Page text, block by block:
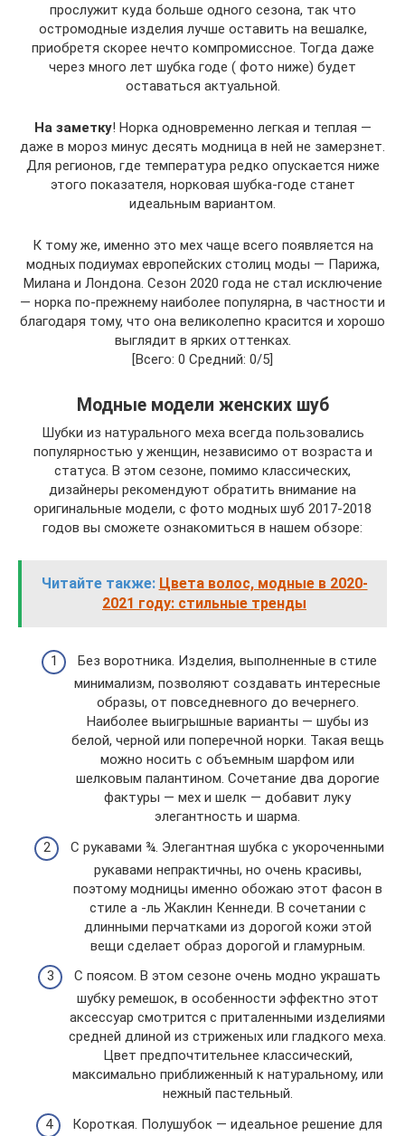
прослужит куда больше одного сезона, так что
остромодные изделия лучше оставить на вешалке,
приобретя скорее нечто компромиссное. Тогда даже
через много лет шубка годе ( фото ниже) будет
оставаться актуальной.
На заметку! Норка одновременно легкая и теплая —
даже в мороз минус десять модница в ней не замерзнет.
Для регионов, где температура редко опускается ниже
этого показателя, норковая шубка-годе станет
идеальным вариантом.
К тому же, именно это мех чаще всего появляется на
модных подиумах европейских столиц моды — Парижа,
Милана и Лондона. Сезон 2020 года не стал исключение
— норка по-прежнему наиболее популярна, в частности и
благодаря тому, что она великолепно красится и хорошо
выглядит в ярких оттенках.
[Всего: 0 Средний: 0/5]
Модные модели женских шуб
Шубки из натурального меха всегда пользовались
популярностью у женщин, независимо от возраста и
статуса. В этом сезоне, помимо классических,
дизайнеры рекомендуют обратить внимание на
оригинальные модели, с фото модных шуб 2017-2018
годов вы сможете ознакомиться в нашем обзоре:
Читайте также: Цвета волос, модные в 2020-
2021 году: стильные тренды
Без воротника. Изделия, выполненные в стиле
минимализм, позволяют создавать интересные
образы, от повседневного до вечернего.
Наиболее выигрышные варианты — шубы из
белой, черной или поперечной норки. Такая вещь
можно носить с объемным шарфом или
шелковым палантином. Сочетание два дорогие
фактуры — мех и шелк — добавит луку
элегантность и шарма.
С рукавами ¾. Элегантная шубка с укороченными
рукавами непрактичны, но очень красивы,
поэтому модницы именно обожаю этот фасон в
стиле а -ль Жаклин Кеннеди. В сочетании с
длинными перчатками из дорогой кожи этой
вещи сделает образ дорогой и гламурным.
С поясом. В этом сезоне очень модно украшать
шубку ремешок, в особенности эффектно этот
аксессуар смотрится с приталенными изделиями
средней длиной из стриженых или гладкого меха.
Цвет предпочтительнее классический,
максимально приближенный к натуральному, или
нежный пастельный.
Короткая. Полушубок — идеальное решение для